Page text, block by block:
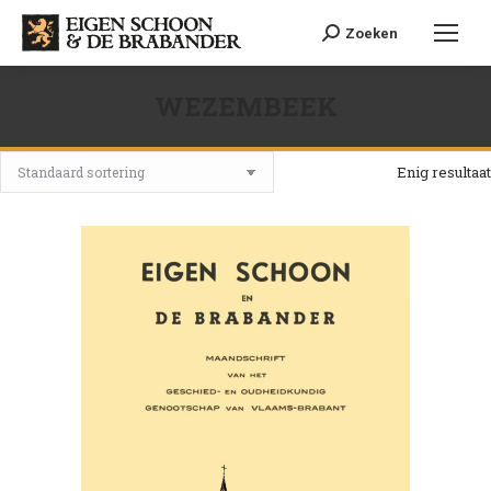
Search:Zoeken
Enig resultaat